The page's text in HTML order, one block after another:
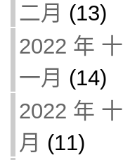
二月 (13)
2022 年 十
一月 (14)
2022 年 十
月 (11)